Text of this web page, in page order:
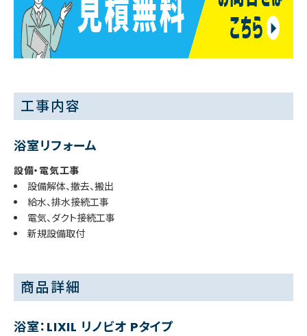
工事内容
浴室リフォーム
設備・電気工事
設備解体、撤去、搬出
給水、排水接続工事
電気、ダクト接続工事
新規設備取付
商品詳細
浴室：LIXIL リノビオ Pタイプ